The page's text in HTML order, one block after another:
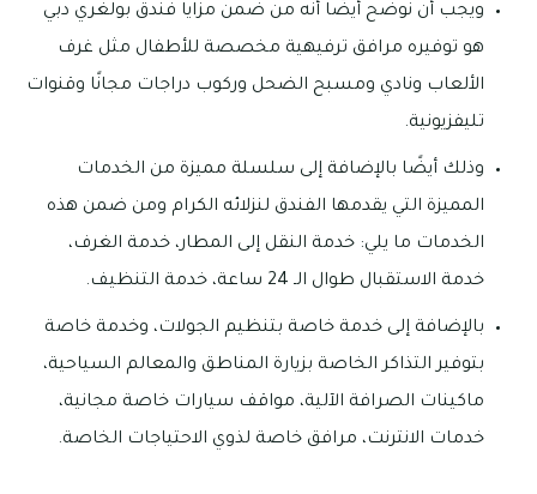
ويجب أن نوضح أيضًا أنه من ضمن مزايا فندق بولغري دبي
هو توفيره مرافق ترفيهية مخصصة للأطفال مثل غرف
الألعاب ونادي ومسبح الضحل وركوب دراجات مجانًا وقنوات
تليفزيونية.
وذلك أيضًا بالإضافة إلى سلسلة مميزة من الخدمات
المميزة التي يقدمها الفندق لنزلائه الكرام ومن ضمن هذه
الخدمات ما يلي: خدمة النقل إلى المطار، خدمة الغرف،
خدمة الاستقبال طوال الـ 24 ساعة، خدمة التنظيف.
بالإضافة إلى خدمة خاصة بتنظيم الجولات، وخدمة خاصة
بتوفير التذاكر الخاصة بزيارة المناطق والمعالم السياحية،
ماكينات الصرافة الآلية، مواقف سيارات خاصة مجانية،
خدمات الانترنت، مرافق خاصة لذوي الاحتياجات الخاصة.